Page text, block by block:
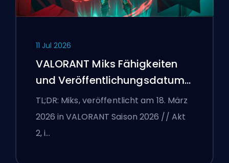
11 Jul 2026
VALORANT Miks Fähigkeiten
und Veröffentlichungsdatum
erklärt
TL;DR: Miks, veröffentlicht am 18. März
2026 in VALORANT Saison 2026 // Akt
2, i…